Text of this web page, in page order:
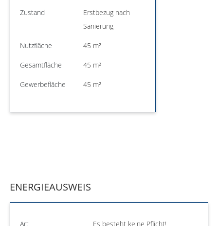
Zustand
Erstbezug nach
Sanierung
Nutzfläche 45 m²
Gesamtfläche 45 m²
Gewerbefläche 45 m²
ENERGIEAUSWEIS
Art Es besteht keine Pflicht!